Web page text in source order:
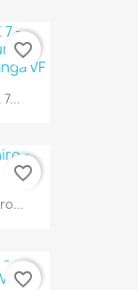
favorite_border
favorite_border
favorite_border